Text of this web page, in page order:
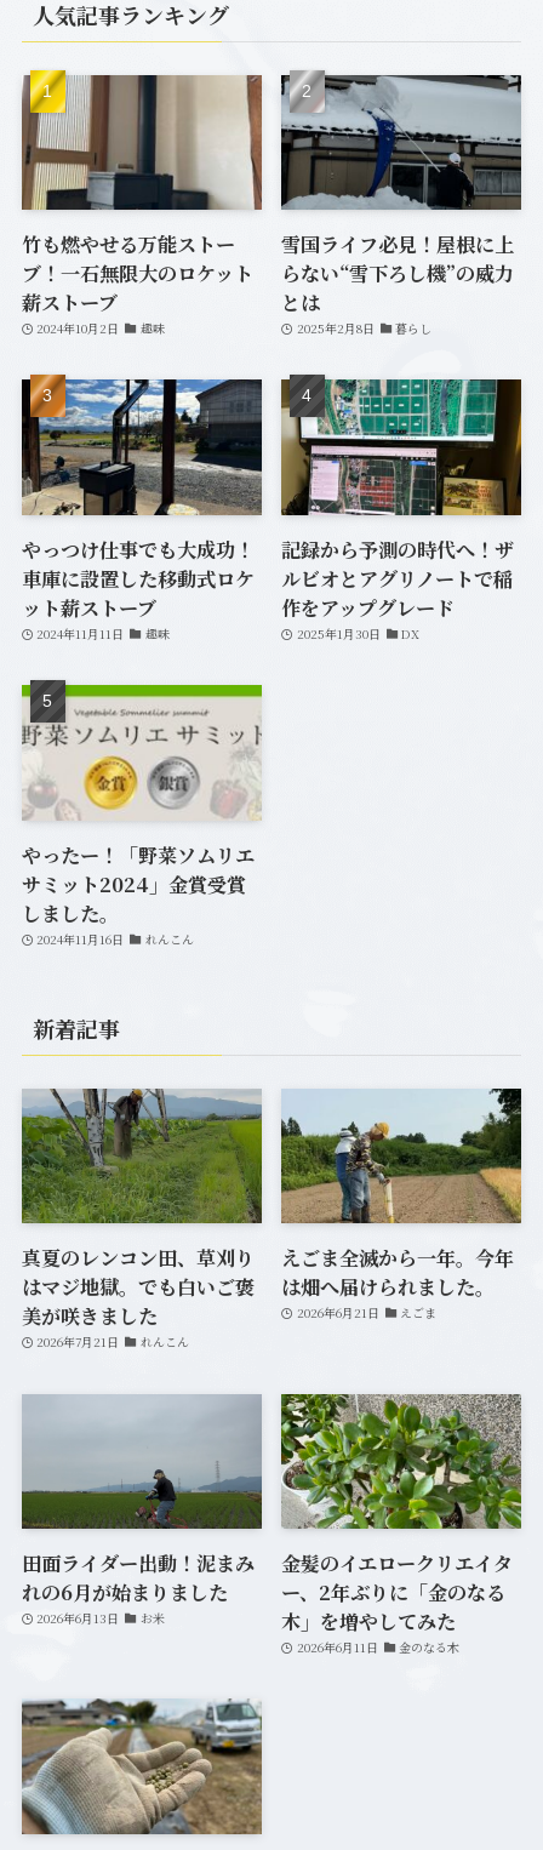
(1)
(12)
(20)
(6)
(2)
人気記事ランキング
竹も燃やせる万能ストー
ブ！一石無限大のロケット
薪ストーブ
2024年10月2日 趣味
雪国ライフ必見！屋根に上
らない“雪下ろし機”の威力
とは
2025年2月8日 暮らし
やっつけ仕事でも大成功！
車庫に設置した移動式ロケ
ット薪ストーブ
2024年11月11日 趣味
記録から予測の時代へ！ザ
ルビオとアグリノートで稲
作をアップグレード
2025年1月30日 DX
やったー！「野菜ソムリエ
サミット2024」金賞受賞
しました。
2024年11月16日 れんこん
新着記事
真夏のレンコン田、草刈り
はマジ地獄。でも白いご褒
美が咲きました
2026年7月21日 れんこん
えごま全滅から一年。今年
は畑へ届けられました。
2026年6月21日 えごま
田面ライダー出動！泥まみ
れの6月が始まりました
2026年6月13日 お米
金髪のイエロークリエイタ
ー、2年ぶりに「金のなる
木」を増やしてみた
2026年6月11日 金のなる木